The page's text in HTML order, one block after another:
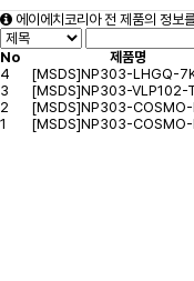
에이에치코리아 전 제품의 정보
No 제품명
4
[MSDS]NP303-LHGQ-
3
[MSDS]NP303-VLP102-
2
[MSDS]NP303-
1
[MSDS]NP303-